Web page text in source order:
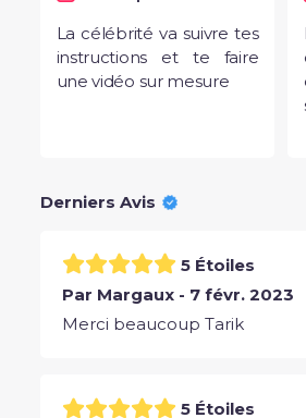
La célébrité va suivre tes
instructions et te faire
une vidéo sur mesure
Derniers Avis
5 Étoiles
Par Margaux - 7 févr. 2023
Merci beaucoup Tarik
5 Étoiles